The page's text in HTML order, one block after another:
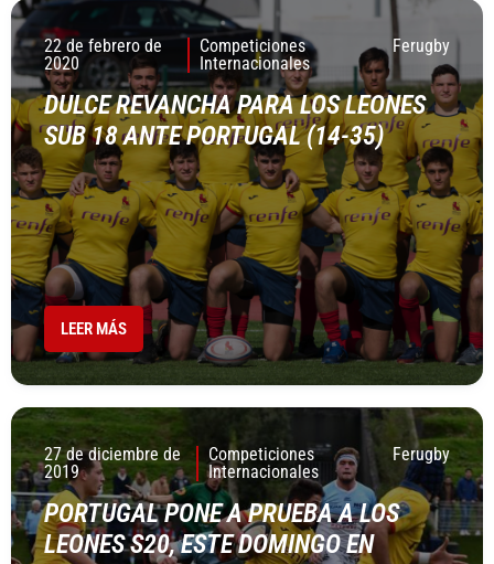
22 de febrero de
2020
Competiciones
Internacionales
Ferugby
DULCE REVANCHA PARA LOS LEONES
SUB 18 ANTE PORTUGAL (14-35)
LEER MÁS
27 de diciembre de
2019
Competiciones
Internacionales
Ferugby
PORTUGAL PONE A PRUEBA A LOS
LEONES S20, ESTE DOMINGO EN